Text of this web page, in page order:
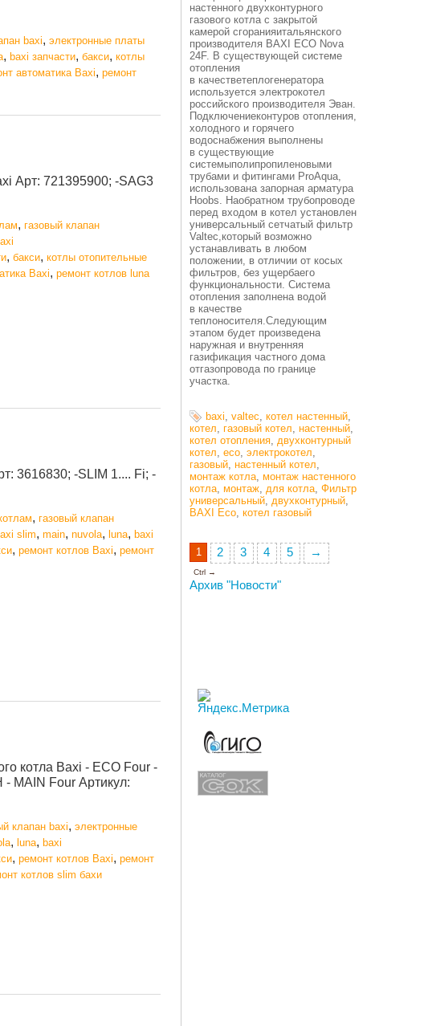
baxi, электронные платы
, baxi запчасти, бакси, котлы
автоматика Baxi, ремонт
Арт: 721395900; -SAG3
, газовый клапан
, бакси, котлы отопительные
Baxi, ремонт котлов luna
3616830; -SLIM 1.... Fi; -
, газовый клапан
slim, main, nuvola, luna, baxi
, ремонт котлов Baxi, ремонт
котла Baxi - ECO Four -
MAIN Four Артикул:
клапан baxi, электронные
, luna, baxi
, ремонт котлов Baxi, ремонт
котлов slim бахи
настенного двухконтурного
газового котла с закрытой
камерой сгоранияитальянского
производителя BAXI ECO Nova
24F. В существующей системе
отопления
в качестветеплогенератора
используется электрокотел
российского производителя Эван.
Подключениеконтуров отопления,
холодного и горячего
водоснабжения выполнены
в существующие
системыполипропиленовыми
трубами и фитингами ProAqua,
использована запорная арматура
Hoobs. Наобратном трубопроводе
перед входом в котел установлен
универсальный сетчатый фильтр
Valtec,который возможно
устанавливать в любом
положении, в отличии от косых
фильтров, без ущербаего
функциональности. Система
отопления заполнена водой
в качестве
теплоносителя.Следующим
этапом будет произведена
наружная и внутренняя
газификация частного дома
отгазопровода по границе
участка.
baxi, valtec, котел настенный,
котел, газовый котел, настенный,
котел отопления, двухконтурный
котел, eco, электрокотел,
газовый, настенный котел,
монтаж котла, монтаж настенного
котла, монтаж, для котла, Фильтр
универсальный, двухконтурный,
BAXI Eco, котел газовый
1 2 3 4 5 →
Ctrl →
Архив "Новости"